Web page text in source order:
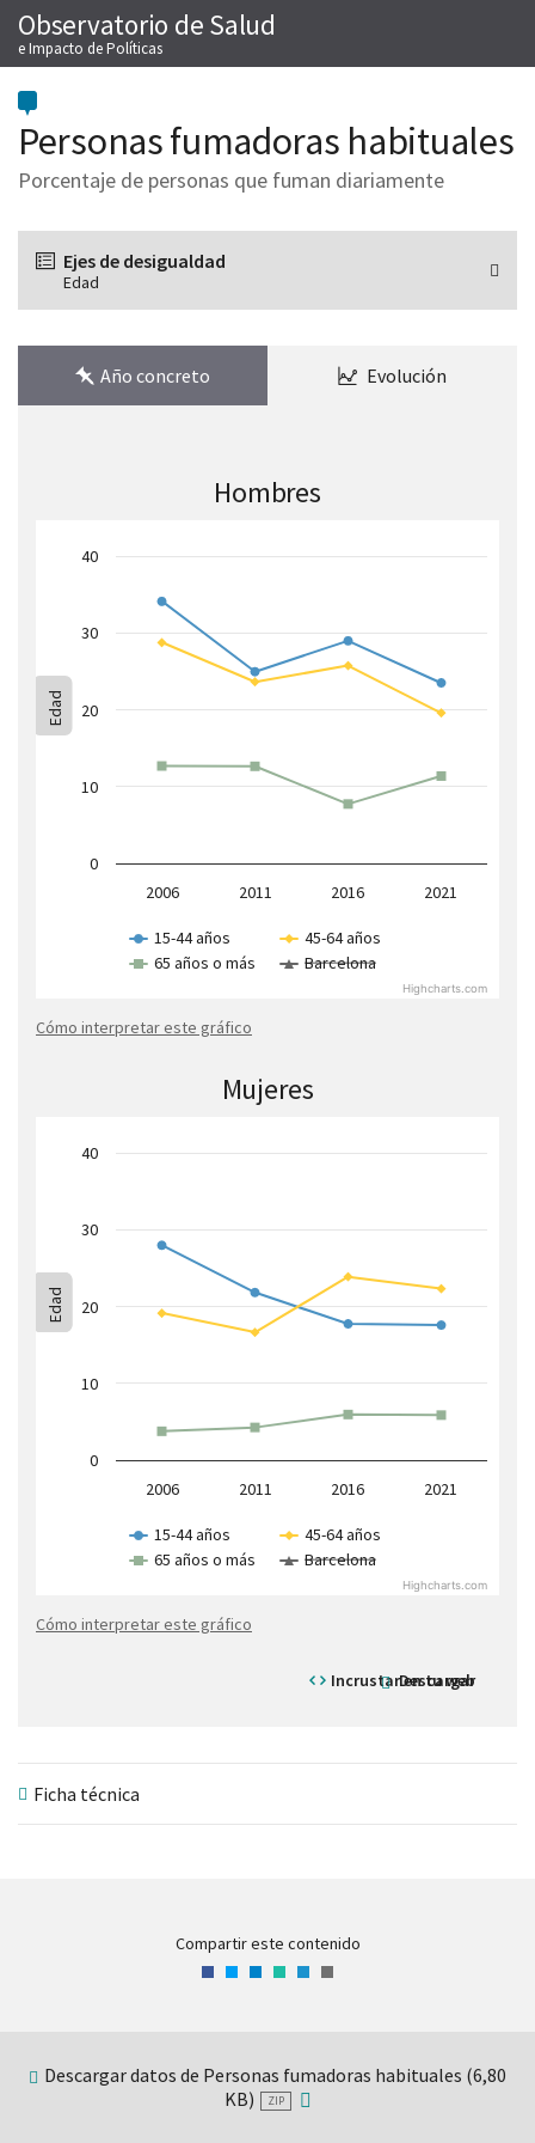
Saltar
al
contenido
Observatorio de Salud
e Impacto de Políticas
Personas fumadoras habituales
Porcentaje de personas que fuman diariamente
Ejes de desigualdad
Edad
Año concreto Evolución
Incrustar en tu web
Descargar
Hombres
15-44 años
45-64 años
65 años o más
Barcelona
2006 2011 2016 2021
0
10
20
30
40
Highcharts.com
Edad
Cómo interpretar este gráfico
Mujeres
15-44 años
45-64 años
65 años o más
Barcelona
2006 2011 2016 2021
0
10
20
30
40
Highcharts.com
Edad
Cómo interpretar este gráfico
Ficha técnica
Compartir este contenido
Facebook
Twitter
LinkedIn
WhatsApp
Telegram
Correo
Descargar datos de Personas fumadoras habituales (6,80
KB)
ZIP